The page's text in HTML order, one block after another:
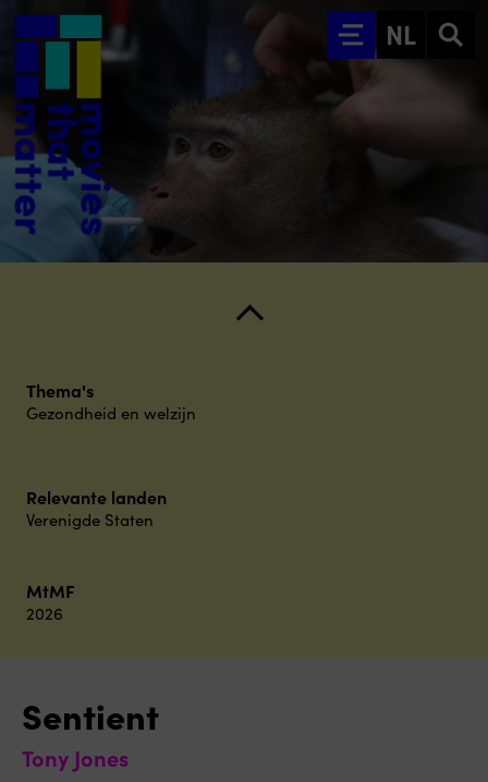
Ga naar hoofdinhoud
NL
Thema's
Gezondheid en welzijn
Relevante landen
Verenigde Staten
MtMF
2026
Sentient
Tony Jones